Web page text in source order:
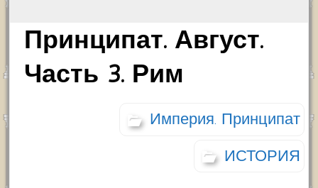
Принципат. Август.
Часть 3. Рим
Империя. Принципат
ИСТОРИЯ